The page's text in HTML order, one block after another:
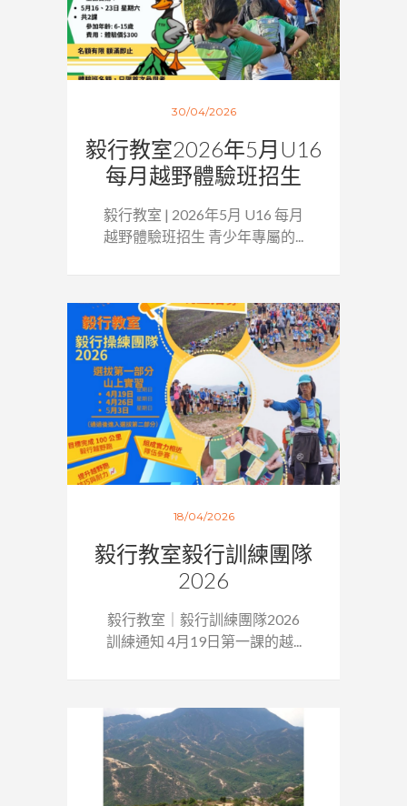
30/04/2026
毅行教室2026年5月U16
每月越野體驗班招生
毅行教室 | 2026年5月 U16 每月
越野體驗班招生 青少年專屬的...
18/04/2026
毅行教室毅行訓練團隊
2026
毅行教室｜毅行訓練團隊2026
訓練通知 4月19日第一課的越...